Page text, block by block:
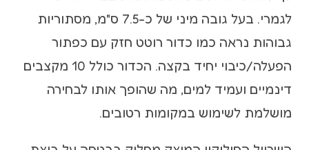
לגמרי. בעל גובה מיני של כ-7.5 ס"מ, מסתוריות
גבוהות נראה כמו כדור רוטט חזק עם כפתור
הפעלה/כיבוי יחיד בקצה. הכדור כולל 10 מקצבים
דינמיים ועמיד למים, מה שהופך אותו לבחירה
מושלמת לשימוש במקומות רטובים.